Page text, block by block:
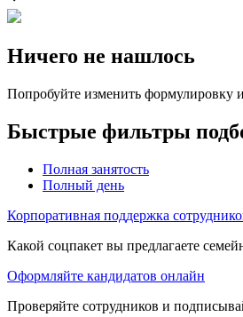
Ничего не нашлось
Попробуйте изменить формулировку
Быстрые фильтры
Полная занятость
Полный день
Корпоративная поддержка
Какой соцпакет вы предлагаете
Оформляйте кандидатов онлайн
Проверяйте сотрудников и